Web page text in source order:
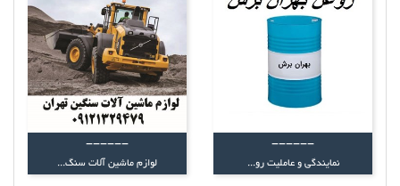
------
نمایندگی و عاملیت رو...
------
لوازم ماشین آلات سنگ...